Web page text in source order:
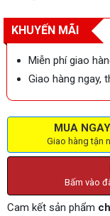
KHUYẾN MÃI
Miễn phí giao
Giao hàng ngay,
MUA NGAY
Giao hàng tận
Bấm vào
Cam kết sản phẩm